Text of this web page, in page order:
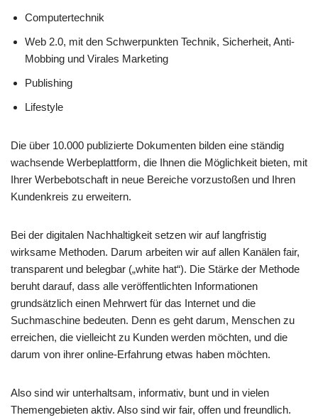
Computertechnik
Web 2.0, mit den Schwerpunkten Technik, Sicherheit, Anti-
Mobbing und Virales Marketing
Publishing
Lifestyle
Die über 10.000 publizierte Dokumenten bilden eine ständig
wachsende Werbeplattform, die Ihnen die Möglichkeit bieten, mit
Ihrer Werbebotschaft in neue Bereiche vorzustoßen und Ihren
Kundenkreis zu erweitern.
Bei der digitalen Nachhaltigkeit setzen wir auf langfristig
wirksame Methoden. Darum arbeiten wir auf allen Kanälen fair,
transparent und belegbar („white hat“). Die Stärke der Methode
beruht darauf, dass alle veröffentlichten Informationen
grundsätzlich einen Mehrwert für das Internet und die
Suchmaschine bedeuten. Denn es geht darum, Menschen zu
erreichen, die vielleicht zu Kunden werden möchten, und die
darum von ihrer online-Erfahrung etwas haben möchten.
Also sind wir unterhaltsam, informativ, bunt und in vielen
Themengebieten aktiv. Also sind wir fair, offen und freundlich.